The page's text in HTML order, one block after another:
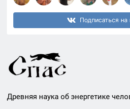
Подписаться на
Древняя наука об энергетике